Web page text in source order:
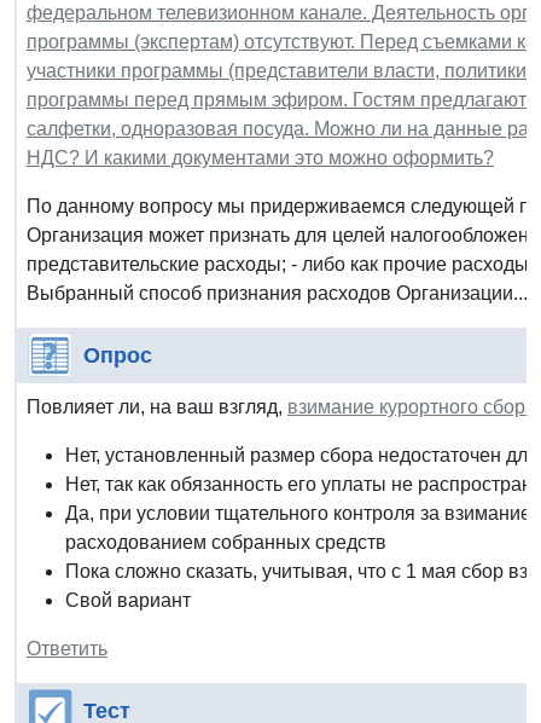
федеральном телевизионном канале. Деятельность
программы (экспертам) отсутствуют. Перед съемками
участники программы (представители власти,
программы перед прямым эфиром. Гостям
салфетки, одноразовая посуда. Можно ли на данные
НДС? И какими документами это можно оформить?
По данному вопросу мы придерживаемся следующей
Организация может признать для целей
представительские расходы; - либо как прочие
Выбранный способ признания расходов Организации...
Опрос
Повлияет ли, на ваш взгляд, взимание курортного сбора
Нет, установленный размер сбора недостаточен
Нет, так как обязанность его уплаты не
Да, при условии тщательного контроля за
расходованием собранных средств
Пока сложно сказать, учитывая, что с 1 мая сбор
Свой вариант
Ответить
Тест